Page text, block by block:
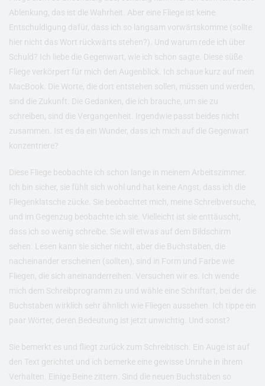
Ablenkung, das ist die Wahrheit. Aber eine Fliege ist keine
Entschuldigung dafür, dass ich so langsam vorwärtskomme (sollte
hier nicht das Wort rückwärts stehen?). Und warum rede ich über
Schuld? Ich liebe die Gegenwart, wie ich schon sagte. Diese süße
Fliege verkörpert für mich den Augenblick. Ich schaue kurz auf mein
MacBook. Die Worte, die dort entstehen sollen, müssen und werden,
sind die Zukunft. Die Gedanken, die ich brauche, um sie zu
schreiben, sind die Vergangenheit. Irgendwie passt beides nicht
zusammen. Ist es da ein Wunder, dass ich mich auf die Gegenwart
konzentriere?
Diese Fliege beobachte ich schon lange in meinem Arbeitszimmer.
Ich bin sicher, sie fühlt sich wohl und hat keine Angst, dass ich die
Fliegenklatsche zücke. Sie beobachtet mich, meine Schreibversuche,
und im Gegenzug beobachte ich sie. Vielleicht ist sie enttäuscht,
dass ich so wenig schreibe. Sie will etwas auf dem Bildschirm
sehen. Lesen kann sie sicher nicht, aber die Buchstaben, die
nacheinander erscheinen (sollten), sind in Form und Farbe wie
Fliegen, die sich aneinanderreihen. Versuchen wir es. Ich wende
mich dem Schreibprogramm zu und wähle eine Schriftart, bei der die
Buchstaben wirklich sehr ähnlich wie Fliegen aussehen. Ich tippe ein
paar Wörter, deren Bedeutung ist jetzt unwichtig. Und sonst?
Sie bemerkt es und fliegt zurück zum Schreibtisch. Ein Auge ist auf
den Text gerichtet und ich bemerke eine gewisse Unruhe in ihrem
Verhalten. Einige Beine zittern. Sind die neuen Buchstaben so